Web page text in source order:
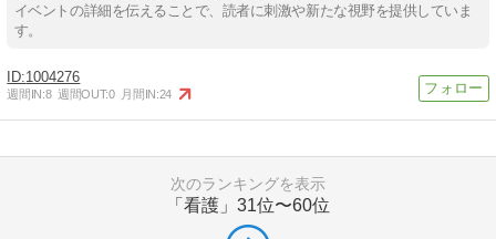
イベントの詳細を伝えることで、読者に刺激や新たな視野を提供していま
す。
1004276
週間IN:8 週間OUT:0 月間IN:24
次のランキングを表示
「看護」 31位〜60位